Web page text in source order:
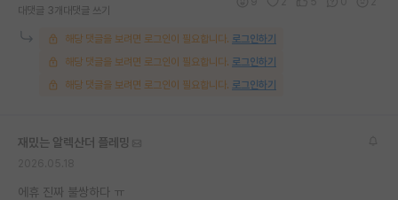
대댓글 3개 대댓글 쓰기
해당 댓글을 보려면 로그인이 필요합니다. 로그인하기
해당 댓글을 보려면 로그인이 필요합니다. 로그인하기
해당 댓글을 보려면 로그인이 필요합니다. 로그인하기
재밌는 알렉산더 플레밍
에휴 진짜 불쌍하다 ㅠ